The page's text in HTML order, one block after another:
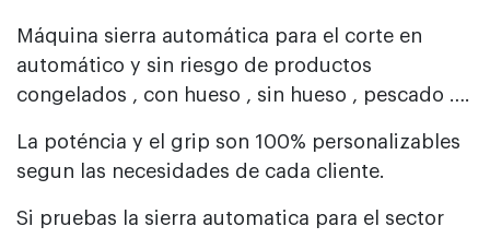
Máquina sierra automática para el corte en
automático y sin riesgo de productos
congelados , con hueso , sin hueso , pescado ….
La poténcia y el grip son 100% personalizables
segun las necesidades de cada cliente.
Si pruebas la sierra automatica para el sector